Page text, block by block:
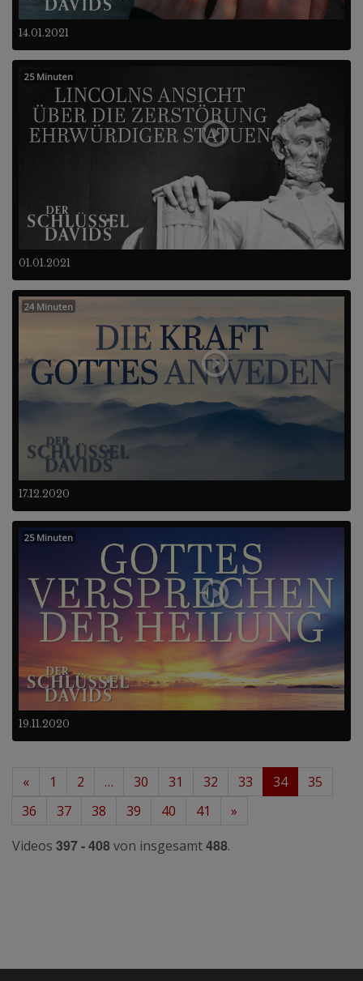
14.01.2021
01.01.2021
25 Minuten
17.12.2020
24 Minuten
19.11.2020
25 Minuten
« 1 2 … 30 31 32 33 34
35
36
37 38 39 40 41
»
Videos 397 - 408von insgesamt488.